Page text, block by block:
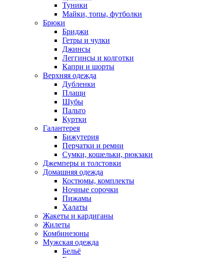
Туники
Майки, топы, футболки
Брюки
Бриджи
Гетры и чулки
Джинсы
Леггинсы и колготки
Капри и шорты
Верхняя одежда
Дубленки
Плащи
Шубы
Пальто
Куртки
Галантерея
Бижутерия
Перчатки и ремни
Сумки, кошельки, рюкзаки
Джемперы и толстовки
Домашняя одежда
Костюмы, комплекты
Ночные сорочки
Пижамы
Халаты
Жакеты и кардиганы
Жилеты
Комбинезоны
Мужская одежда
Бельё